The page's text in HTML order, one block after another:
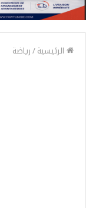
الرئيسية/رياضة